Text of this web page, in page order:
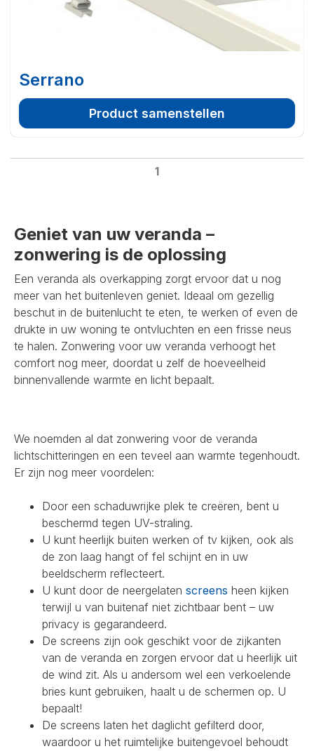
Serrano
Product samenstellen
1
Geniet van uw veranda –
zonwering is de oplossing
Een veranda als overkapping zorgt ervoor dat u nog
meer van het buitenleven geniet. Ideaal om gezellig
beschut in de buitenlucht te eten, te werken of even de
drukte in uw woning te ontvluchten en een frisse neus
te halen. Zonwering voor uw veranda verhoogt het
comfort nog meer, doordat u zelf de hoeveelheid
binnenvallende warmte en licht bepaalt.
We noemden al dat zonwering voor de veranda
lichtschitteringen en een teveel aan warmte tegenhoudt.
Er zijn nog meer voordelen:
Door een schaduwrijke plek te creëren, bent u
beschermd tegen UV-straling.
U kunt heerlijk buiten werken of tv kijken, ook als
de zon laag hangt of fel schijnt en in uw
beeldscherm reflecteert.
U kunt door de neergelaten screens heen kijken
terwijl u van buitenaf niet zichtbaar bent – uw
privacy is gegarandeerd.
De screens zijn ook geschikt voor de zijkanten
van de veranda en zorgen ervoor dat u heerlijk uit
de wind zit. Als u andersom wel een verkoelende
bries kunt gebruiken, haalt u de schermen op. U
bepaalt!
De screens laten het daglicht gefilterd door,
waardoor u het ruimtelijke buitengevoel behoudt